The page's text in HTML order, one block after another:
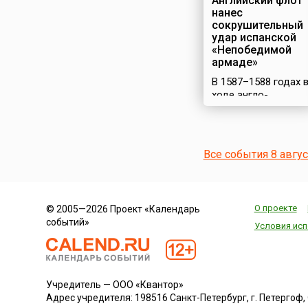
нанес
сокрушительный
удар испанской
«Непобедимой
армаде»
В 1587–1588 годах в
ходе англо-
испанской войны
«Непобедимую
армаду» для
операция была
задумана
английский престол
и способствовать
Все события 8
© 2005—2026 Проект «Календарь
событий»
О проекте
Условия
Учредитель — ООО «Квантор»
Адрес учредителя: 198516 Санкт-Петербург, г.